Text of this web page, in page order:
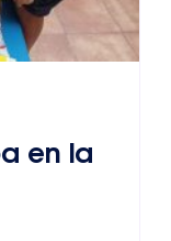
en la